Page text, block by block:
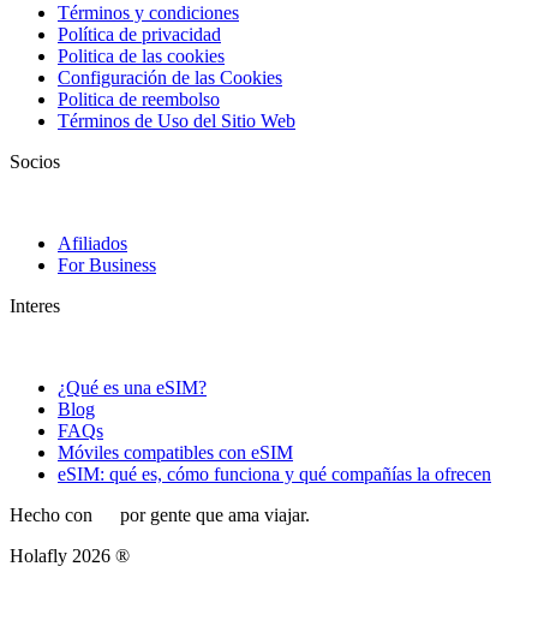
Términos y condiciones
Política de privacidad
Politica de las cookies
Configuración de las Cookies
Politica de reembolso
Términos de Uso del Sitio Web
Socios
Afiliados
For Business
Interes
¿Qué es una eSIM?
Blog
FAQs
Móviles compatibles con eSIM
eSIM: qué es, cómo funciona y qué compañías la ofrecen
Hecho con
por gente que ama viajar.
Holafly 2026 ®